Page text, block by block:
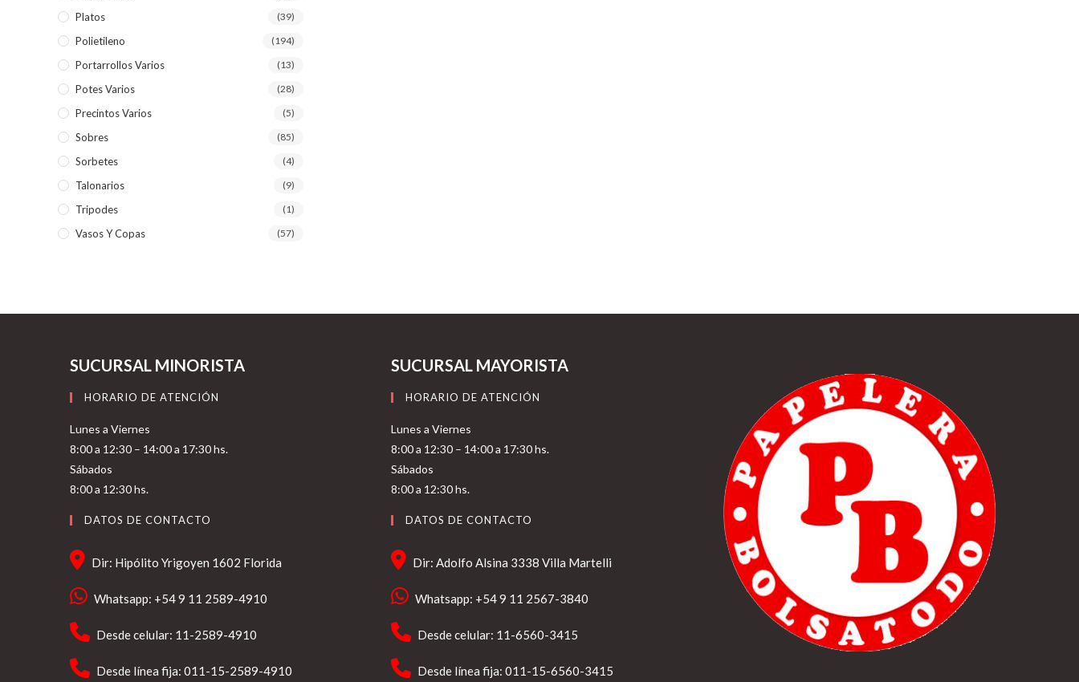
Platos (39)
Polietileno (194)
Portarrollos Varios (13)
Potes Varios (28)
Precintos Varios (5)
Sobres (85)
Sorbetes (4)
Talonarios (9)
Tripodes (1)
Vasos Y Copas (57)
SUCURSAL MINORISTA
HORARIO DE ATENCIÓN
Lunes a Viernes
8:00 a 12:30 – 14:00 a 17:30 hs.
Sábados
8:00 a 12:30 hs.
DATOS DE CONTACTO
Dir: Hipólito Yrigoyen 1602 Florida
Whatsapp: +54 9 11 2589-4910
Desde celular: 11-2589-4910
Desde línea fija: 011-15-2589-4910
SUCURSAL MAYORISTA
HORARIO DE ATENCIÓN
Lunes a Viernes
8:00 a 12:30 – 14:00 a 17:30 hs.
Sábados
8:00 a 12:30 hs.
DATOS DE CONTACTO
Dir: Adolfo Alsina 3338 Villa Martelli
Whatsapp: +54 9 11 2567-3840
Desde celular: 11-6560-3415
Desde línea fija: 011-15-6560-3415